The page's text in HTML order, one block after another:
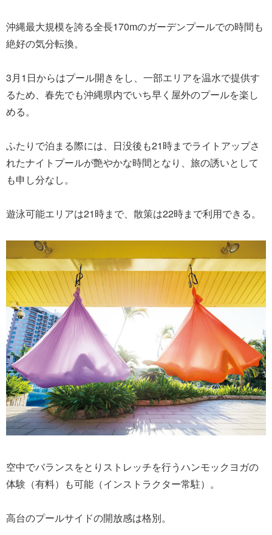
沖縄最大規模を誇る全長170mのガーデンプールでの時間も
絶好の気分転換。
3月1日からはプール開きをし、一部エリアを温水で提供す
るため、春先でも沖縄県内でいち早く屋外のプールを楽し
める。
ふたりで泊まる際には、日没後も21時までライトアップさ
れたナイトプールが艶やかな時間となり、旅の誘いとして
も申し分なし。
遊泳可能エリアは21時まで、散策は22時まで利用できる。
空中でバランスをとりストレッチを行うハンモックヨガの
体験（有料）も可能（インストラクター常駐）。
高台のプールサイドの開放感は格別。